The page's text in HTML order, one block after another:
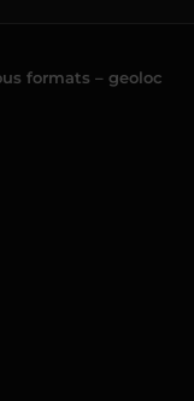
formats – geoloc